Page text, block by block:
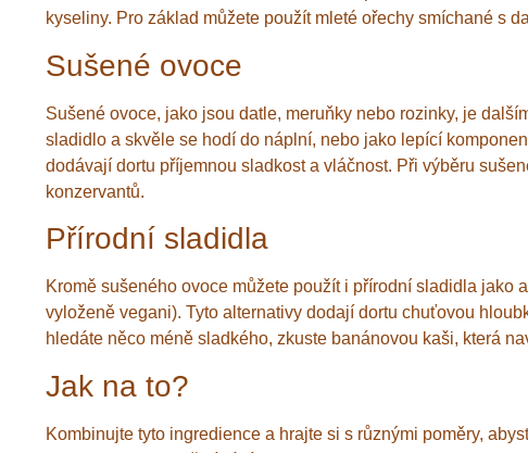
kyseliny. Pro základ můžete použít mleté ořechy smíchané s
Sušené ovoce
Sušené ovoce, jako jsou datle, meruňky nebo rozinky, je
sladidlo a skvěle se hodí do náplní, nebo jako lepící
dodávají dortu příjemnou sladkost a vláčnost. Při výběru
konzervantů.
Přírodní sladidla
Kromě sušeného ovoce můžete použít i přírodní sladidla jako
vyloženě vegani). Tyto alternativy dodají dortu chuťovou
hledáte něco méně sladkého, zkuste banánovou kaši, která
Jak na to?
Kombinujte tyto ingredience a hrajte si s různými poměry,